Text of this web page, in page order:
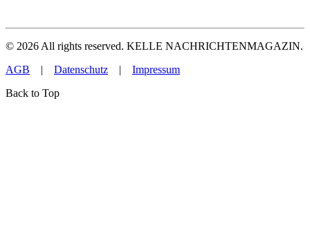
© 2026All rights reserved. KELLE NACHRICHTENMAGAZIN.
AGB | Datenschutz | Impressum
Back to Top